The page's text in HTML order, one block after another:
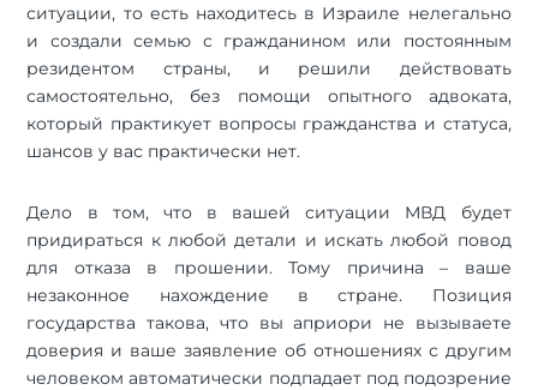
ситуации, то есть находитесь в Израиле нелегально
и создали семью с гражданином или постоянным
резидентом страны, и решили действовать
самостоятельно, без помощи опытного адвоката,
который практикует вопросы гражданства и статуса,
шансов у вас практически нет.
Дело в том, что в вашей ситуации МВД будет
придираться к любой детали и искать любой повод
для отказа в прошении. Тому причина – ваше
незаконное нахождение в стране. Позиция
государства такова, что вы априори не вызываете
доверия и ваше заявление об отношениях с другим
человеком автоматически подпадает под подозрение